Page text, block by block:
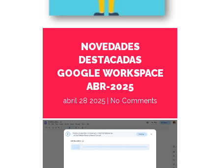
NOVEDADES
DESTACADAS
GOOGLE WORKSPACE
ABR-2025
abril 28 2025| No Comments